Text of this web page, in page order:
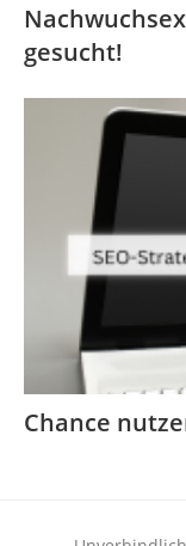
gesucht!
Chance